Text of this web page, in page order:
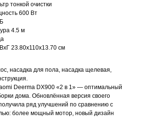
тонкой очистки
600 Вт
4.5 м
23.80x110x13.70 см
насадка для пола, насадка щелевая,
Deerma DX900 «2 в 1» — оптимальный
дома. Обновлённая версия своего
ряд улучшений по сравнению с
более мощный мотор, новый дизайн